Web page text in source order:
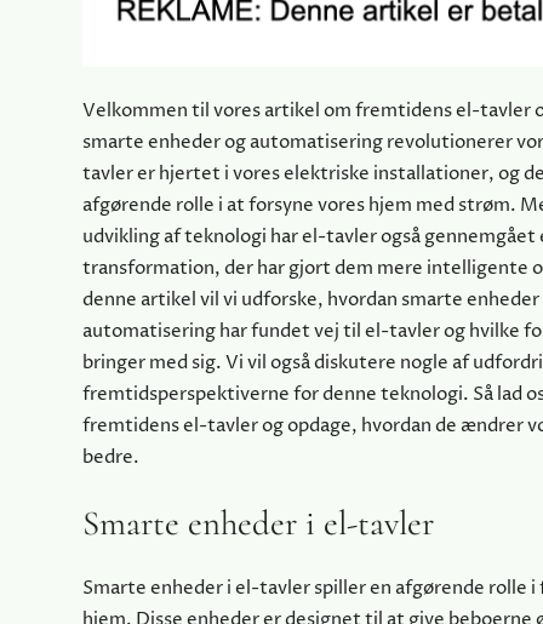
Velkommen til vores artikel om fremtidens el-tavler
smarte enheder og automatisering revolutionerer
tavler er hjertet i vores elektriske installationer, og
afgørende rolle i at forsyne vores hjem med strøm.
udvikling af teknologi har el-tavler også gennemgået
transformation, der har gjort dem mere intelligente
denne artikel vil vi udforske, hvordan smarte enheder
automatisering har fundet vej til el-tavler og hvilke
bringer med sig. Vi vil også diskutere nogle af
fremtidsperspektiverne for denne teknologi. Så lad
fremtidens el-tavler og opdage, hvordan de ændrer
bedre.
Smarte enheder i el-tavler
Smarte enheder i el-tavler spiller en afgørende rolle